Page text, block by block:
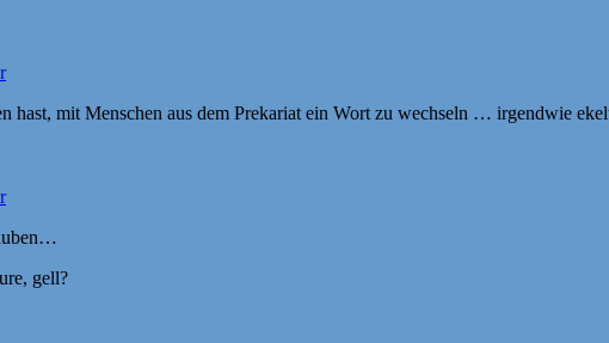
hast, mit Menschen aus dem Prekariat ein Wort zu wechseln … irgendwie
gell?